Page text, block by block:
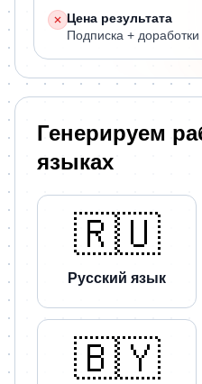
Цена результата
Подписка + доработки
Генерируем
языках
🇷🇺
Русский язык
🇧🇾